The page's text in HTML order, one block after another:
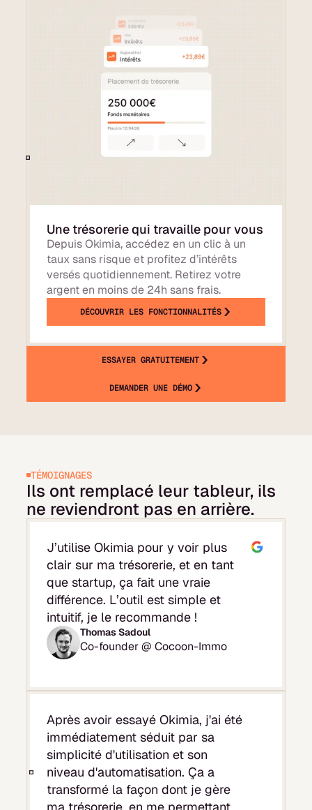
Une trésorerie qui travaille pour vous
Depuis Okimia, accédez en un clic à un
taux sans risque et profitez d’intérêts
versés quotidiennement. Retirez votre
argent en moins de 24h sans frais.
DÉCOUVRIR LES FONCTIONNALITÉS
ESSAYER GRATUITEMENT
DEMANDER UNE DÉMO
TÉMOIGNAGES
Ils ont remplacé leur tableur, ils
ne reviendront pas en arrière.
J’utilise Okimia pour y voir plus
clair sur ma trésorerie, et en tant
que startup, ça fait une vraie
différence. L’outil est simple et
intuitif, je le recommande !
Thomas Sadoul
Co-founder @ Cocoon-Immo
Après avoir essayé Okimia, j'ai été
immédiatement séduit par sa
simplicité d'utilisation et son
niveau d'automatisation. Ça a
transformé la façon dont je gère
ma trésorerie, en me permettant